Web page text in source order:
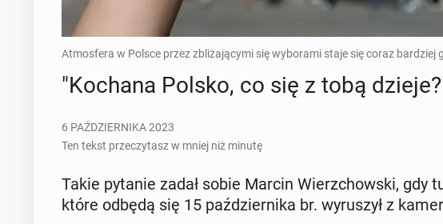
Atmosfera w Polsce przez zbliżającymi się wyborami staje się coraz bardziej
"Kochana Polsko, co się z tobą
6 PAŹDZIERNIKA 2023
Ten tekst przeczytasz w mniej niż minutę
Takie pytanie zadał sobie Marcin Wierz­chow­ski, gdy
które odbędą się 15 paź­dzier­ni­ka br. wy­ru­szył z